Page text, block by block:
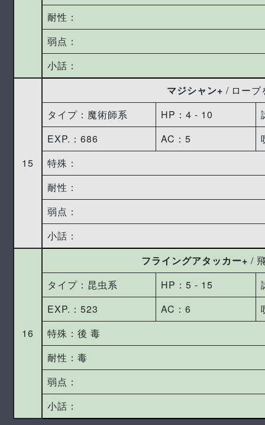
耐性：
弱点：
小話：
15
マジシャン+ / ローブ
タイプ：魔術師系
HP：4 ‐ 10
EXP.：686
AC：5
特殊：
耐性：
弱点：
小話：
16
フライングアタッカー+ /
タイプ：昆虫系
HP：5 ‐ 15
EXP.：523
AC：6
特殊：後 毒
耐性：毒
弱点：
小話：